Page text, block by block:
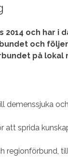
och har i
och
på lokal
demenssjuka
att sprida
regionförbund,